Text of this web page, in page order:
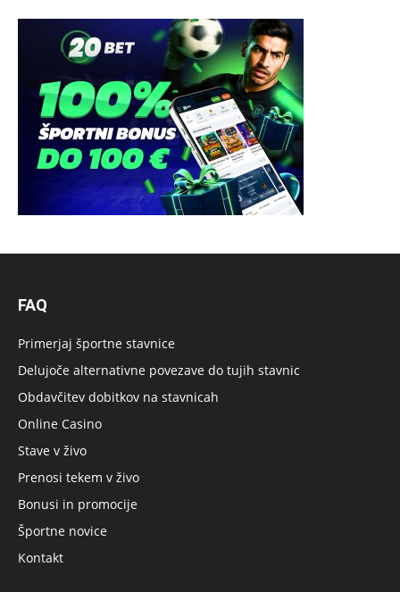
FAQ
Primerjaj športne stavnice
Delujoče alternativne povezave do tujih stavnic
Obdavčitev dobitkov na stavnicah
Online Casino
Stave v živo
Prenosi tekem v živo
Bonusi in promocije
Športne novice
Kontakt